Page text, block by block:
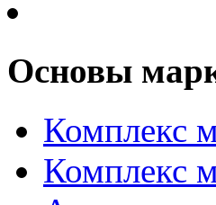
Основы
Комплекс
Комплекс